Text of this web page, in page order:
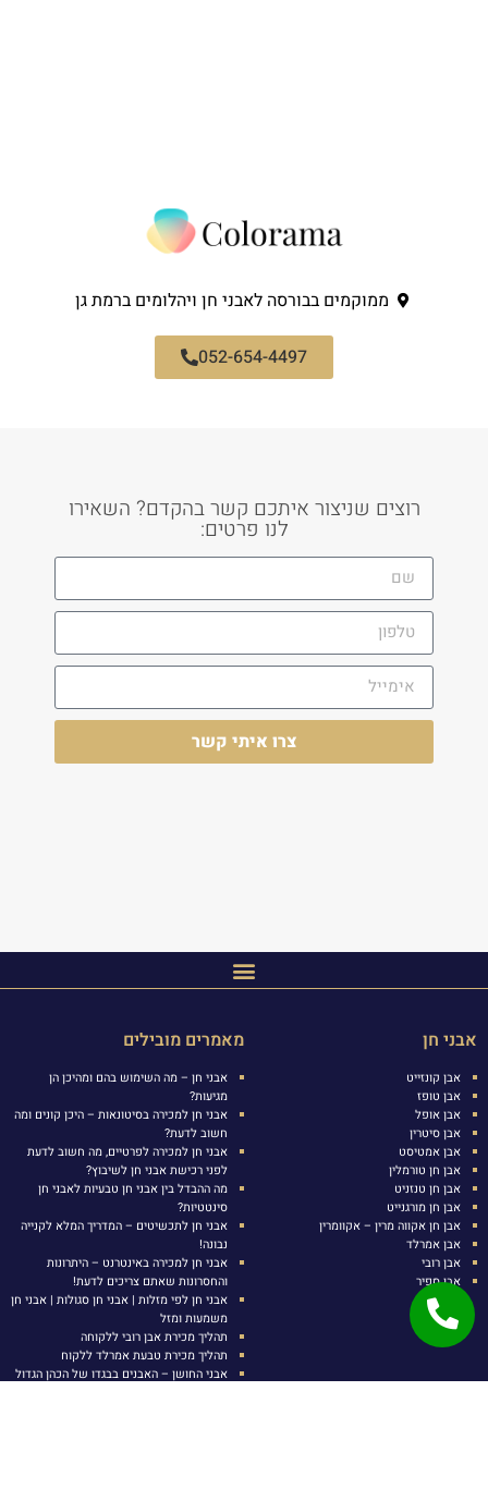
ממוקמים בבורסה לאבני חן ויהלומים ברמת גן
052-654-4497
רוצים שניצור איתכם קשר בהקדם? השאירו
לנו פרטים:
צרו איתי קשר
אבני חן
אבן קונזייט
אבן טופז
אבן אופל
אבן סיטרין
אבן אמטיסט
אבן חן טורמלין
אבן חן טנזניט
אבן חן מורגנייט
אבן חן אקווה מרין – אקוומרין
אבן אמרלד
אבן רובי
אבן ספיר
מאמרים מובילים
אבני חן – מה השימוש בהם ומהיכן הן
מגיעות?
אבני חן למכירה בסיטונאות – היכן קונים ומה
חשוב לדעת?
אבני חן למכירה לפרטיים, מה חשוב לדעת
לפני רכישת אבני חן לשיבוץ?
מה ההבדל בין אבני חן טבעיות לאבני חן
סינטטיות?
אבני חן לתכשיטים – המדריך המלא לקנייה
נבונה!
אבני חן למכירה באינטרנט – היתרונות
והחסרונות שאתם צריכים לדעת!
אבני חן לפי מזלות | אבני חן סגולות | אבני חן
משמעות ומזל
תהליך מכירת אבן רובי ללקוחה
תהליך מכירת טבעת אמרלד ללקוח
אבני החושן – האבנים בבגדו של הכהן הגדול